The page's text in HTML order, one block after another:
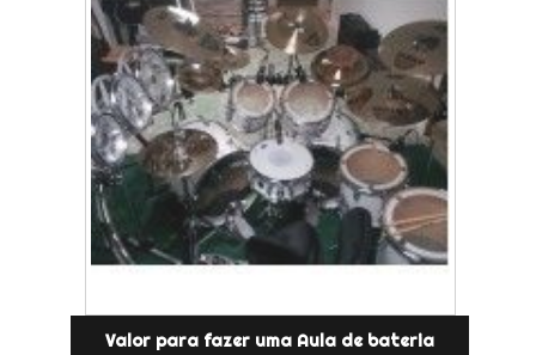
Valor para fazer uma Aula de bateria